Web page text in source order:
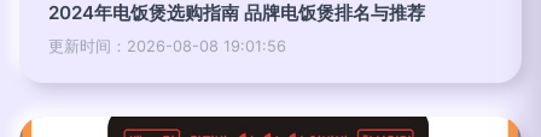
2024年电饭煲选购指南 品牌电饭煲排名与推荐
更新时间：2026-08-08 19:01:56